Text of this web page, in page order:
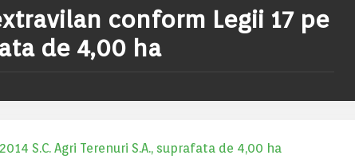
conform Legii 17 pe
de 4,00 ha
S.C. Agri Terenuri S.A., suprafata de 4,00 ha